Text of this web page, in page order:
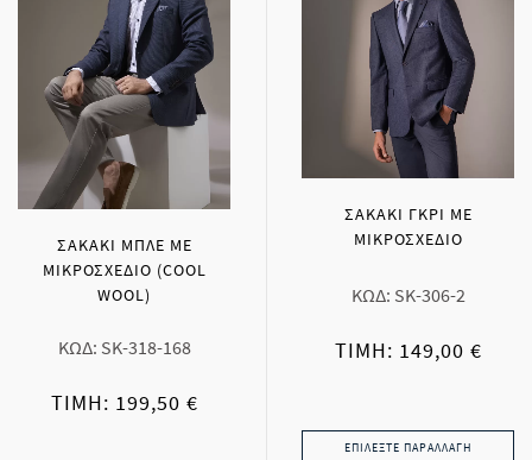
ΣΑΚΑΚΙ ΜΠΛΕ ΜΕ
ΜΙΚΡΟΣΧΕΔΙΟ (COOL
WOOL)
ΚΩΔ: SK-318-168
ΤΙΜΉ: 199,50 €
ΣΑΚΑΚΙ ΓΚΡΙ ΜΕ
ΜΙΚΡΟΣΧΕΔΙΟ
ΚΩΔ: SK-306-2
ΤΙΜΉ: 149,00 €
ΕΠΙΛΈΞΤΕ ΠΑΡΑΛΛΑΓΉ